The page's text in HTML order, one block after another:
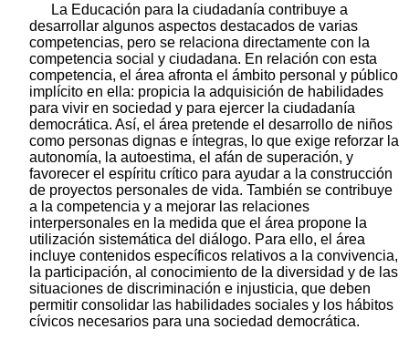
La Educación para la ciudadanía contribuye a
desarrollar algunos aspectos destacados de varias
competencias, pero se relaciona directamente con la
competencia social y ciudadana. En relación con esta
competencia, el área afronta el ámbito personal y público
implícito en ella: propicia la adquisición de habilidades
para vivir en sociedad y para ejercer la ciudadanía
democrática. Así, el área pretende el desarrollo de niños
como personas dignas e íntegras, lo que exige reforzar la
autonomía, la autoestima, el afán de superación, y
favorecer el espíritu crítico para ayudar a la construcción
de proyectos personales de vida. También se contribuye
a la competencia y a mejorar las relaciones
interpersonales en la medida que el área propone la
utilización sistemática del diálogo. Para ello, el área
incluye contenidos específicos relativos a la convivencia,
la participación, al conocimiento de la diversidad y de las
situaciones de discriminación e injusticia, que deben
permitir consolidar las habilidades sociales y los hábitos
cívicos necesarios para una sociedad democrática.